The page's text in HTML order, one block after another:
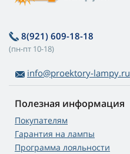
8(921) 609-18-18
(пн-пт 10-18)
info@proektory-lampy.ru
Полезная информация
Покупателям
Гарантия на лампы
Программа лояльности